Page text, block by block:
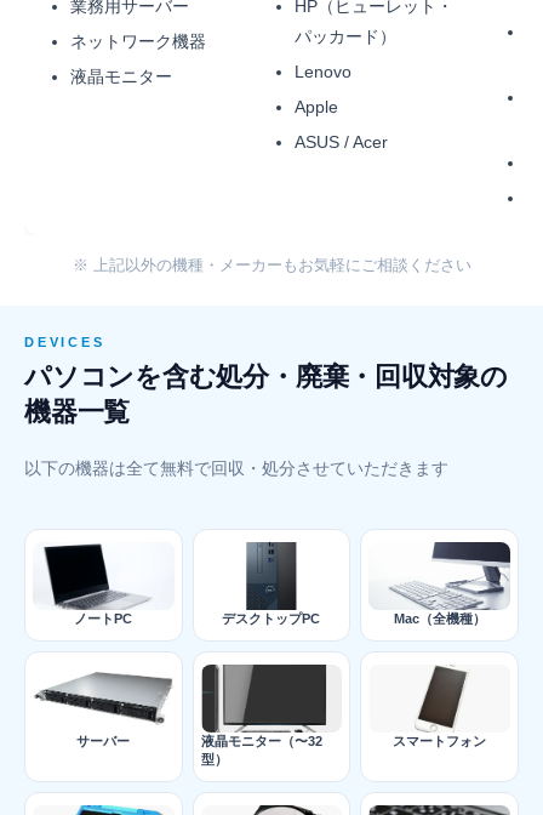
業務用サーバー
ネットワーク機器
液晶モニター
HP（ヒューレット・
パッカード）
Lenovo
Apple
ASUS / Acer
※ 上記以外の機種・メーカーもお気軽にご相談ください
DEVICES
パソコンを含む処分・廃棄・回収対象の
機器一覧
以下の機器は全て無料で回収・処分させていただきます
ノートPC デスクトップPC Mac（全機種）
サーバー
液晶モニター（〜32
型）
スマートフォン